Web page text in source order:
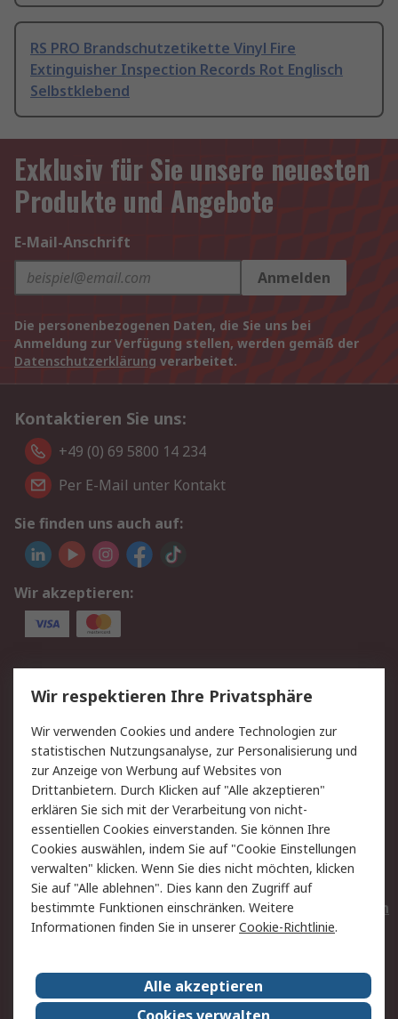
RS PRO Brandschutzetikette Vinyl Fire
Extinguisher Inspection Records Rot Englisch
Selbstklebend
Exklusiv für Sie unsere neuesten
Produkte und Angebote
E-Mail-Anschrift
Anmelden
Die personenbezogenen Daten, die Sie uns bei
Anmeldung zur Verfügung stellen, werden gemäß der
Datenschutzerklärung verarbeitet.
Kontaktieren Sie uns:
+49 (0) 69 5800 14 234
Per E-Mail unter Kontakt
Sie finden uns auch auf:
Wir akzeptieren:
Service
Value Added Services
Lieferlösungen
Rücksendungen
Kontakt
Hilfe
Privatkunden
Rechtliches
AGB
Datenschutz
Cookie-Richtlinie
Zahlungsbedingungen
Copyright/Impressum
Entsorgung
Elektrogeräte/Batterien
RS weltweit
Karriere bei RS
Nachhaltigkeit
Wir respektieren Ihre Privatsphäre
Wir verwenden Cookies und andere Technologien zur
statistischen Nutzungsanalyse, zur Personalisierung und
zur Anzeige von Werbung auf Websites von
Drittanbietern. Durch Klicken auf "Alle akzeptieren"
erklären Sie sich mit der Verarbeitung von nicht-
essentiellen Cookies einverstanden. Sie können Ihre
Cookies auswählen, indem Sie auf "Cookie Einstellungen
verwalten" klicken. Wenn Sie dies nicht möchten, klicken
Sie auf "Alle ablehnen". Dies kann den Zugriff auf
bestimmte Funktionen einschränken. Weitere
Informationen finden Sie in unsererCookie-Richtlinie.
Alle akzeptieren